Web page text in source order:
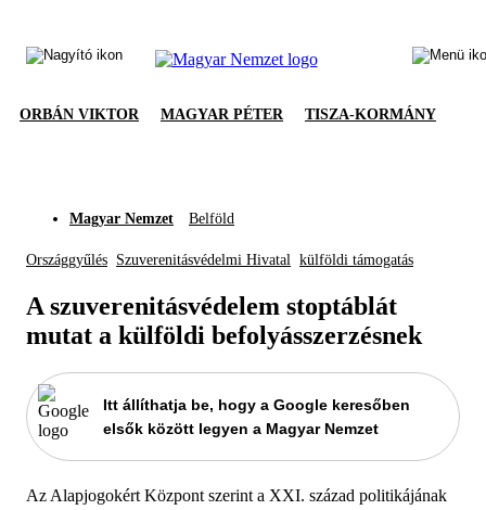
ORBÁN VIKTOR MAGYAR PÉTER TISZA-KORMÁNY
Magyar Nemzet Belföld
Országgyűlés Szuverenitásvédelmi Hivatal külföldi támogatás
A szuverenitásvédelem stoptáblát
mutat a külföldi befolyásszerzésnek
Itt állíthatja be, hogy a Google keresőben
elsők között legyen a Magyar Nemzet
Az Alapjogokért Központ szerint a XXI. század politikájának